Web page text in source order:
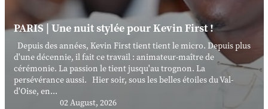
PARIS | Une nuit stylée pour Kevin First !
Depuis des années, Kevin First tient tient le micro. Depuis plus
d'une décennie, il fait ce travail : animateur-maître de
cérémonie. La passion le tient jusqu'au trognon. La
persévérance aussi. Hier soir, sous les belles étoiles du Val-
d'Oise, en...
02 August, 2026